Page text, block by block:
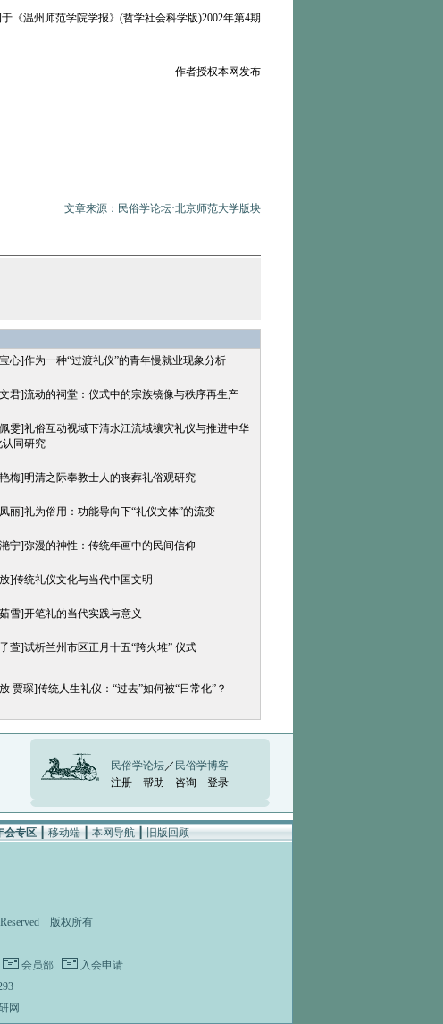
《温州师范学院学报》(哲学社会科学版)2002年第4期
作者授权本网发布
文章来源：民俗学论坛·北京师范大学版块
心]作为一种“过渡礼仪”的青年慢就业现象分析
君]流动的祠堂：仪式中的宗族镜像与秩序再生产
雯]礼俗互动视域下清水江流域禳灾礼仪与推进中华
认同研究
梅]明清之际奉教士人的丧葬礼俗观研究
丽]礼为俗用：功能导向下“礼仪文体”的流变
宁]弥漫的神性：传统年画中的民间信仰
]传统礼仪文化与当代中国文明
雪]开笔礼的当代实践与意义
萱]试析兰州市区正月十五“跨火堆” 仪式
贾琛]传统人生礼仪：“过去”如何被“日常化”？
民俗学论坛／ 民俗学博客
注册
帮助 咨询 登录
会专区┃移动端┃本网导航┃旧版回顾
版权所有
会员部
入会申请
网